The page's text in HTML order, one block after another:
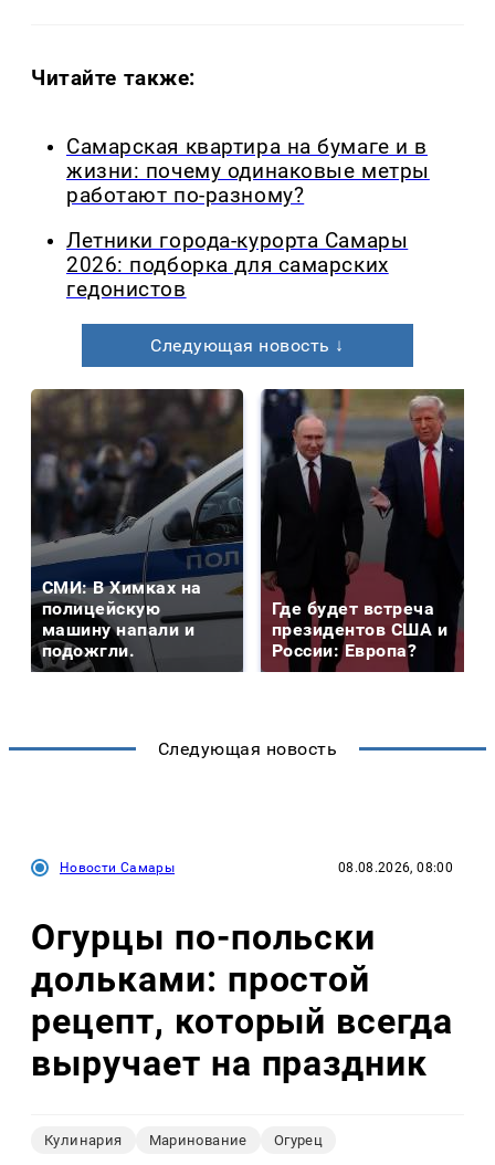
Читайте также:
Самарская квартира на бумаге и в
жизни: почему одинаковые метры
работают по-разному?
Летники города-курорта Самары
2026: подборка для самарских
гедонистов
Следующая новость ↓
СМИ: В Химках на
полицейскую
машину напали и
подожгли.
Где будет встреча
президентов США и
России: Европа?
Следующая новость
Новости Самары 08.08.2026, 08:00
Огурцы по‑польски
дольками: простой
рецепт, который всегда
выручает на праздник
Кулинария Маринование Огурец